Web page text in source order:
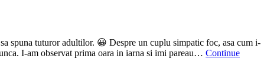
spuna tuturor adultilor. 😀 Despre un cuplu simpatic foc, asa cum i-
I-am observat prima oara in iarna si imi pareau… Continue